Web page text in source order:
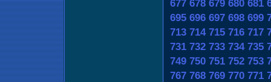
677 678 679 680 681
695 696 697 698 699
713 714 715 716 717
731 732 733 734 735
749 750 751 752 753
767 768 769 770 771